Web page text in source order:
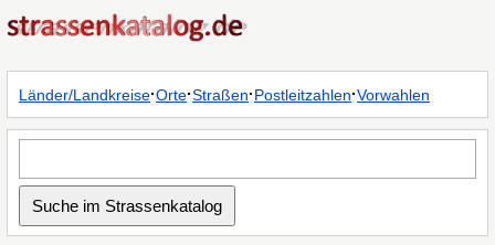
Länder/Landkreise·Orte·Straßen·Postleitzahlen·Vorwahlen